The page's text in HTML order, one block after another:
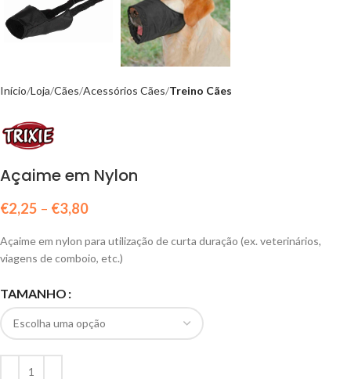
Início Loja Cães Acessórios Cães Treino Cães
Açaime em Nylon
€2,25 – €3,80
Açaime em nylon para utilização de curta duração (ex. veterinários,
viagens de comboio, etc.)
TAMANHO